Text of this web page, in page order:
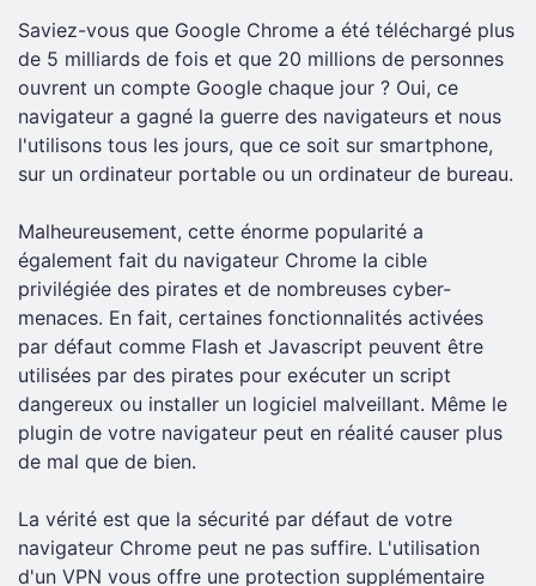
Saviez-vous que Google Chrome a été téléchargé plus
de 5 milliards de fois et que 20 millions de personnes
ouvrent un compte Google chaque jour ? Oui, ce
navigateur a gagné la guerre des navigateurs et nous
l'utilisons tous les jours, que ce soit sur smartphone,
sur un ordinateur portable ou un ordinateur de bureau.
Malheureusement, cette énorme popularité a
également fait du navigateur Chrome la cible
privilégiée des pirates et de nombreuses cyber-
menaces. En fait, certaines fonctionnalités activées
par défaut comme Flash et Javascript peuvent être
utilisées par des pirates pour exécuter un script
dangereux ou installer un logiciel malveillant. Même le
plugin de votre navigateur peut en réalité causer plus
de mal que de bien.
La vérité est que la sécurité par défaut de votre
navigateur Chrome peut ne pas suffire. L'utilisation
d'un VPN vous offre une protection supplémentaire